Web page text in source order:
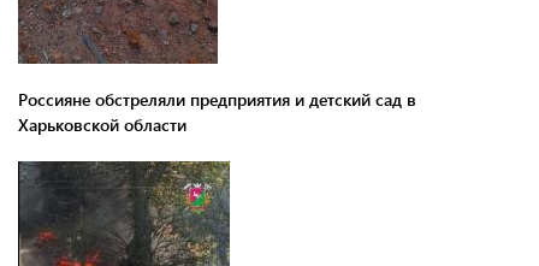
Россияне обстреляли предприятия и детский сад в
Харьковской области